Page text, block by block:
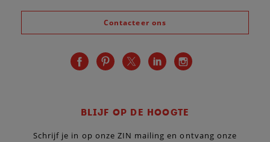
Contacteer ons
BLIJF OP DE HOOGTE
Schrijf je in op onze ZIN mailing en ontvang onze